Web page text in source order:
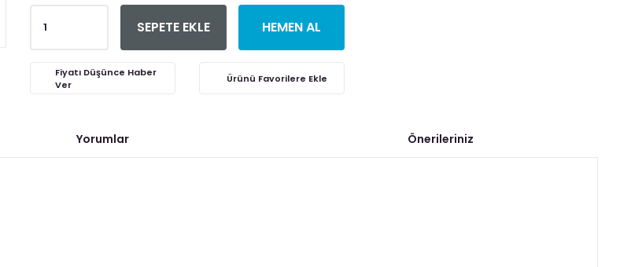
SEPETE EKLE HEMEN AL
Fiyatı Düşünce Haber
Ver
Yorumlar Önerileriniz